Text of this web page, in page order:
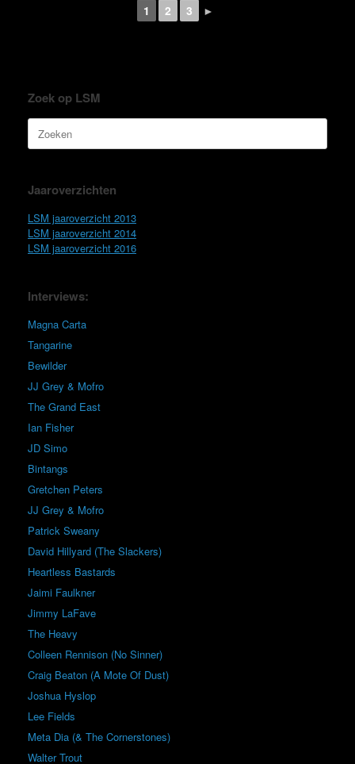
1 2 3 ►
Zoek op LSM
Zoeken
naar:
Jaaroverzichten
LSM jaaroverzicht 2013
LSM jaaroverzicht 2014
LSM jaaroverzicht 2016
Interviews:
Magna Carta
Tangarine
Bewilder
JJ Grey & Mofro
The Grand East
Ian Fisher
JD Simo
Bintangs
Gretchen Peters
JJ Grey & Mofro
Patrick Sweany
David Hillyard (The Slackers)
Heartless Bastards
Jaimi Faulkner
Jimmy LaFave
The Heavy
Colleen Rennison (No Sinner)
Craig Beaton (A Mote Of Dust)
Joshua Hyslop
Lee Fields
Meta Dia (& The Cornerstones)
Walter Trout